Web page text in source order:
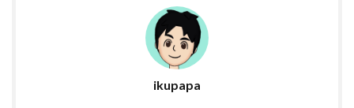
ikupapa